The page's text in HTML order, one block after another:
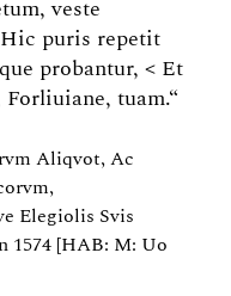
veste
puris repetit
probantur, < Et
tuam.“
Aliqvot, Ac
Elegiolis Svis
1574 [HAB: M: Uo